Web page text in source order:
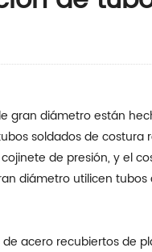
gran diámetro están
soldados de
de presión, y el
diámetro utilicen
acero recubiertos de